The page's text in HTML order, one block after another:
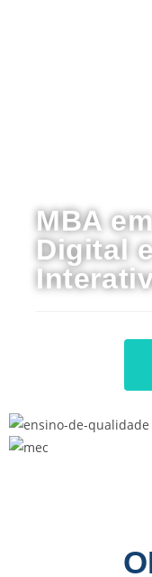
MBA
Digital